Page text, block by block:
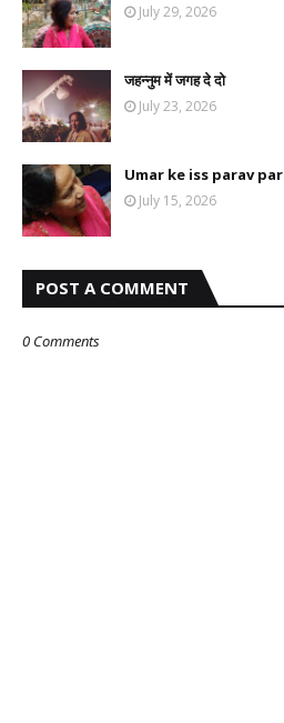
July 29, 2026
जहन्नुम में जगह दे दो
July 23, 2026
Umar ke iss parav par
July 15, 2026
POST A COMMENT
0 Comments